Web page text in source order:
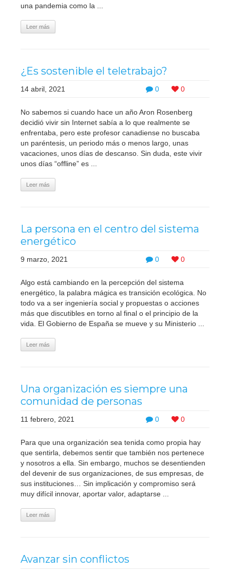
una pandemia como la ...
Leer más
¿Es sostenible el teletrabajo?
0 0
14 abril, 2021
No sabemos si cuando hace un año Aron Rosenberg
decidió vivir sin Internet sabía a lo que realmente se
enfrentaba, pero este profesor canadiense no buscaba
un paréntesis, un periodo más o menos largo, unas
vacaciones, unos días de descanso. Sin duda, este vivir
unos días “offline” es ...
Leer más
La persona en el centro del sistema
energético
0 0
9 marzo, 2021
Algo está cambiando en la percepción del sistema
energético, la palabra mágica es transición ecológica. No
todo va a ser ingeniería social y propuestas o acciones
más que discutibles en torno al final o el principio de la
vida. El Gobierno de España se mueve y su Ministerio ...
Leer más
Una organización es siempre una
comunidad de personas
0 0
11 febrero, 2021
Para que una organización sea tenida como propia hay
que sentirla, debemos sentir que también nos pertenece
y nosotros a ella. Sin embargo, muchos se desentienden
del devenir de sus organizaciones, de sus empresas, de
sus instituciones… Sin implicación y compromiso será
muy difícil innovar, aportar valor, adaptarse ...
Leer más
Avanzar sin conflictos